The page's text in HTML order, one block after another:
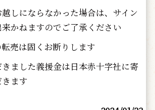
しにならなかった場合は、サイン
かねますのでご了承ください
売は固くお断りします
ました義援金は日本赤十字社に寄
ます